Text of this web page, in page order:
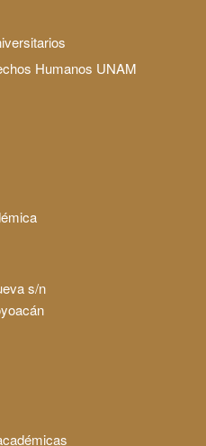
Humanos UNAM
s/n